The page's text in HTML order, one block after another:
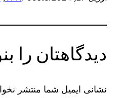
دیدگاهتان را
نشانی ایمیل شما منتشر